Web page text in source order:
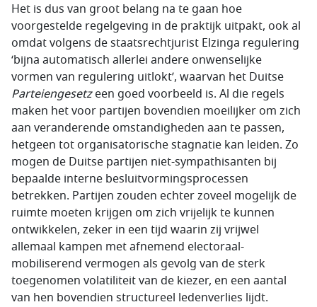
Het is dus van groot belang na te gaan hoe
voorgestelde regelgeving in de praktijk uitpakt, ook al
omdat volgens de staatsrechtjurist Elzinga regulering
‘bijna automatisch allerlei andere onwenselijke
vormen van regulering uitlokt’, waarvan het Duitse
Parteiengesetzeen goed voorbeeld is. Al die regels
maken het voor partijen bovendien moeilijker om zich
aan veranderende omstandigheden aan te passen,
hetgeen tot organisatorische stagnatie kan leiden. Zo
mogen de Duitse partijen niet-sympathisanten bij
bepaalde interne besluitvormingsprocessen
betrekken. Partijen zouden echter zoveel mogelijk de
ruimte moeten krijgen om zich vrijelijk te kunnen
ontwikkelen, zeker in een tijd waarin zij vrijwel
allemaal kampen met afnemend electoraal-
mobiliserend vermogen als gevolg van de sterk
toegenomen volatiliteit van de kiezer, en een aantal
van hen bovendien structureel ledenverlies lijdt.